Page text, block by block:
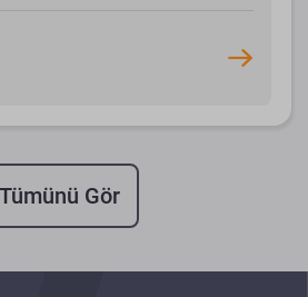
Tümünü Gör